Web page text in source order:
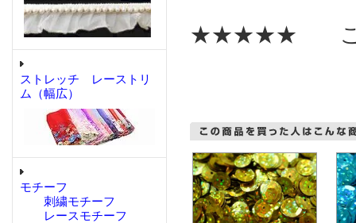
ストレッチ レーストリ
ム（幅広）
モチーフ
刺繍モチーフ
レースモチーフ
★★★★★ こ